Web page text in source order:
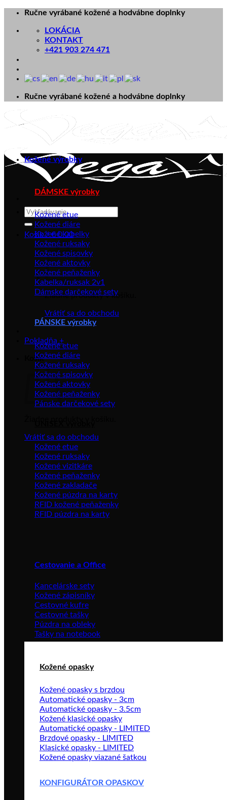
Skip
content
Ručne vyrábané kožené a hodvábne doplnky
LOKÁCIA
KONTAKT
+421 903 274 471
Ručne vyrábané kožené a hodvábne doplnky
Hľadať:
Košík /€0.00
Žiadne produkty v košíku.
Vrátiť sa do obchodu
Pokladňa +
Košík
Vrátiť sa do obchodu
Kožené výrobky
DÁMSKE výrobky
Kožené etue
Kožené diáre
Kožené kabelky
Kožené ruksaky
Kožené spisovky
Kožené aktovky
Kožené peňaženky
Kabelka/ruksak 2v1
Dámske darčekové sety
PÁNSKE výrobky
Kožené etue
Kožené diáre
Kožené ruksaky
Kožené spisovky
Kožené aktovky
Kožené peňaženky
Pánske darčekové sety
Kožené etue
Kožené ruksaky
Kožené vizitkáre
Kožené peňaženky
Kožené zakladače
Kožené púzdra na karty
RFID kožené peňaženky
RFID púzdra na karty
Cestovanie a Office
Kancelárske sety
Kožené zápisníky
Cestovné kufre
Cestovné tašky
Púzdra na obleky
Tašky na notebook
Kožené opasky
Kožené opasky s brzdou
Automatické opasky - 3cm
Automatické opasky - 3.5cm
Kožené klasické opasky
Automatické opasky - LIMITED
Brzdové opasky - LIMITED
Klasické opasky - LIMITED
Kožené opasky viazané šatkou
KONFIGURÁTOR OPASKOV